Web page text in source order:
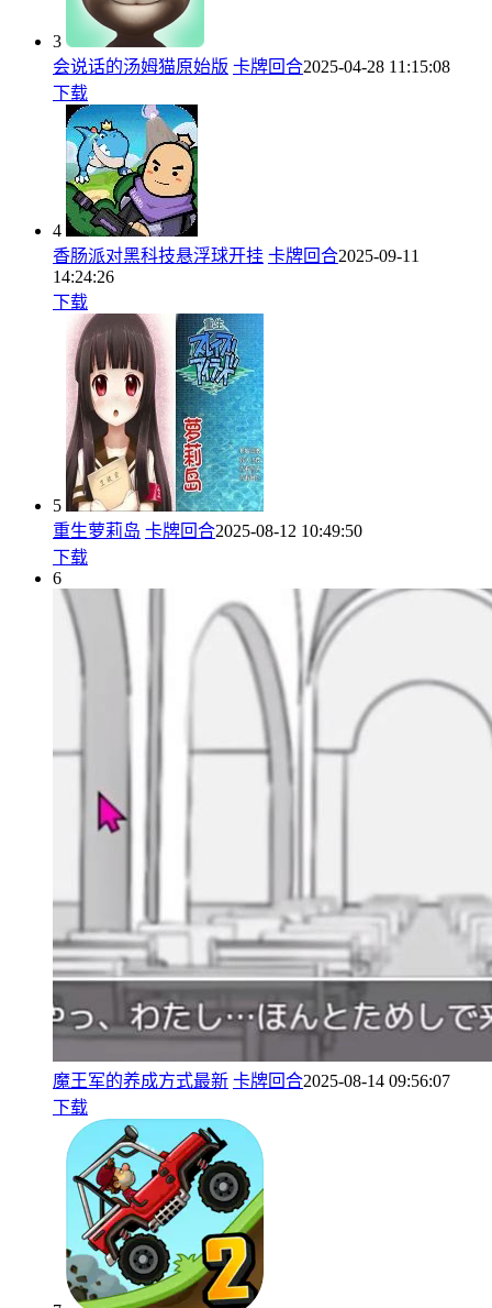
3
会说话的汤姆猫原始版 卡牌回合2025-04-28 11:15:08
下载
4
香肠派对黑科技悬浮球开挂 卡牌回合2025-09-11
14:24:26
下载
5
重生萝莉岛 卡牌回合2025-08-12 10:49:50
下载
6
魔王军的养成方式最新 卡牌回合2025-08-14 09:56:07
下载